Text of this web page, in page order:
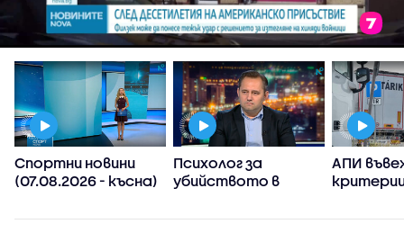
Спортни новини
(07.08.2026 - късна)
Психолог за
убийството в
Възрастните
АПИ